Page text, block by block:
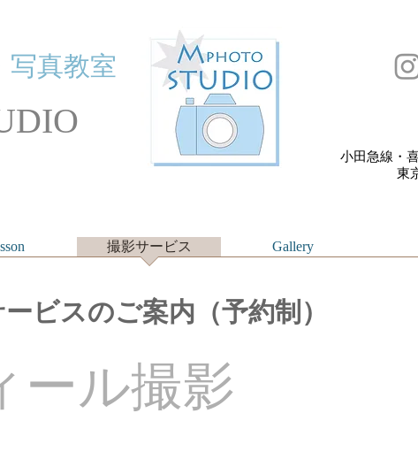
写真教室
小田急線・
東
撮影サービス Gallery
ビスのご案内（予約制）
ール撮影